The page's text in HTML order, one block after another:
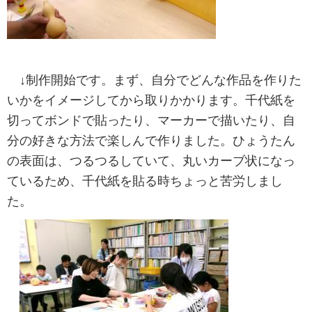
↓制作開始です。まず、自分でどんな作品を作りた
いかをイメージしてから取りかかります。千代紙を
切ってボンドで貼ったり、マーカーで描いたり、自
分の好きな方法で楽しんで作りました。ひょうたん
の表面は、つるつるしていて、丸いカーブ状になっ
ているため、千代紙を貼る時ちょっと苦労しまし
た。